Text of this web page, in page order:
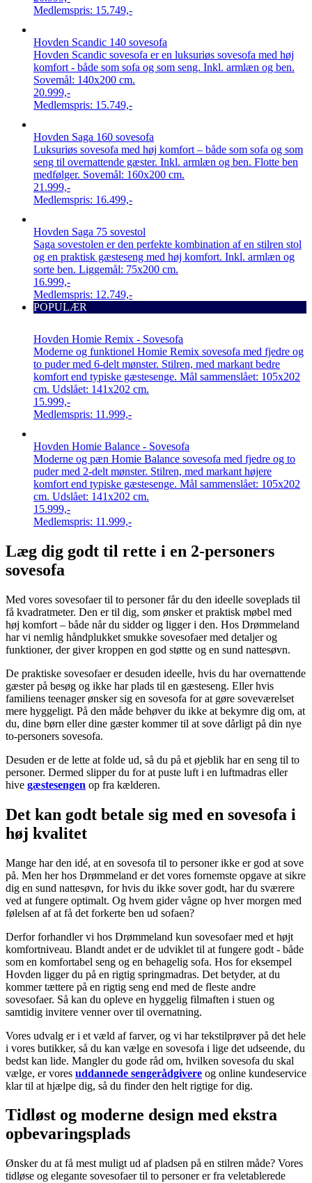
Medlemspris: 15.749,-
Hovden Scandic 140 sovesofa
Hovden Scandic sovesofa er en luksuriøs sovesofa med høj
komfort - både som sofa og som seng. Inkl. armlæn og ben.
Sovemål: 140x200 cm.
20.999,-
Medlemspris: 15.749,-
Hovden Saga 160 sovesofa
Luksuriøs sovesofa med høj komfort – både som sofa og som
seng til overnattende gæster. Inkl. armlæn og ben. Flotte ben
medfølger. Sovemål: 160x200 cm.
21.999,-
Medlemspris: 16.499,-
Hovden Saga 75 sovestol
Saga sovestolen er den perfekte kombination af en stilren stol
og en praktisk gæsteseng med høj komfort. Inkl. armlæn og
sorte ben. Liggemål: 75x200 cm.
16.999,-
Medlemspris: 12.749,-
POPULÆR
Hovden Homie Remix - Sovesofa
Moderne og funktionel Homie Remix sovesofa med fjedre og
to puder med 6-delt mønster. Stilren, med markant bedre
komfort end typiske gæstesenge. Mål sammenslået: 105x202
cm. Udslået: 141x202 cm.
15.999,-
Medlemspris: 11.999,-
Hovden Homie Balance - Sovesofa
Moderne og pæn Homie Balance sovesofa med fjedre og to
puder med 2-delt mønster. Stilren, med markant højere
komfort end typiske gæstesenge. Mål sammenslået: 105x202
cm. Udslået: 141x202 cm.
15.999,-
Medlemspris: 11.999,-
Læg dig godt til rette i en 2-personers
sovesofa
Med vores sovesofaer til to personer får du den ideelle soveplads til
få kvadratmeter. Den er til dig, som ønsker et praktisk møbel med
høj komfort – både når du sidder og ligger i den. Hos Drømmeland
har vi nemlig håndplukket smukke sovesofaer med detaljer og
funktioner, der giver kroppen en god støtte og en sund nattesøvn.
De praktiske sovesofaer er desuden ideelle, hvis du har overnattende
gæster på besøg og ikke har plads til en gæsteseng. Eller hvis
familiens teenager ønsker sig en sovesofa for at gøre soveværelset
mere hyggeligt. På den måde behøver du ikke at bekymre dig om, at
du, dine børn eller dine gæster kommer til at sove dårligt på din nye
to-personers sovesofa.
Desuden er de lette at folde ud, så du på et øjeblik har en seng til to
personer. Dermed slipper du for at puste luft i en luftmadras eller
hive gæstesengen op fra kælderen.
Det kan godt betale sig med en sovesofa i
høj kvalitet
Mange har den idé, at en sovesofa til to personer ikke er god at sove
på. Men her hos Drømmeland er det vores fornemste opgave at sikre
dig en sund nattesøvn, for hvis du ikke sover godt, har du sværere
ved at fungere optimalt. Og hvem gider vågne op hver morgen med
følelsen af at få det forkerte ben ud sofaen?
Derfor forhandler vi hos Drømmeland kun sovesofaer med et højt
komfortniveau. Blandt andet er de udviklet til at fungere godt - både
som en komfortabel seng og en behagelig sofa. Hos for eksempel
Hovden ligger du på en rigtig springmadras. Det betyder, at du
kommer tættere på en rigtig seng end med de fleste andre
sovesofaer. Så kan du opleve en hyggelig filmaften i stuen og
samtidig invitere venner over til overnatning.
Vores udvalg er i et væld af farver, og vi har tekstilprøver på det hele
i vores butikker, så du kan vælge en sovesofa i lige det udseende, du
bedst kan lide. Mangler du gode råd om, hvilken sovesofa du skal
vælge, er vores uddannede sengerådgivere og online kundeservice
klar til at hjælpe dig, så du finder den helt rigtige for dig.
Tidløst og moderne design med ekstra
opbevaringsplads
Ønsker du at få mest muligt ud af pladsen på en stilren måde? Vores
tidløse og elegante sovesofaer til to personer er fra veletablerede